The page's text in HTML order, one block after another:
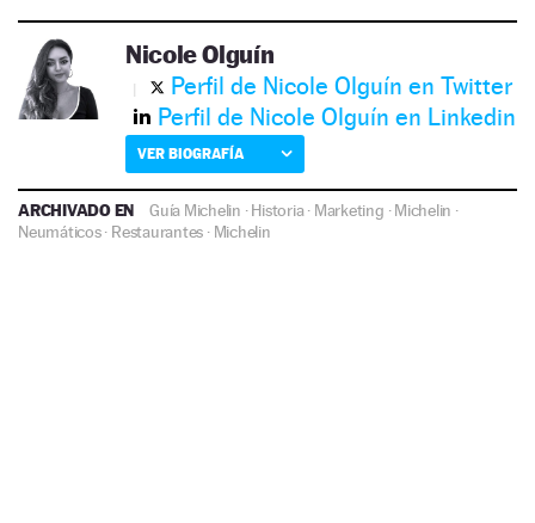
Nicole Olguín
Perfil de Nicole Olguín en Twitter
Perfil de Nicole Olguín en Linkedin
VER BIOGRAFÍA
ARCHIVADO EN Guía Michelin ·Historia· Marketing ·Michelin ·
Neumáticos· Restaurantes · Michelin